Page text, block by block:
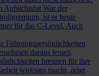
Aufsichtsrat War der
ist er heute
für das C-Level. Auch
Führungspersönlichkeiten
daraus lernen
brennen für ihre
wirksam macht, zeigt